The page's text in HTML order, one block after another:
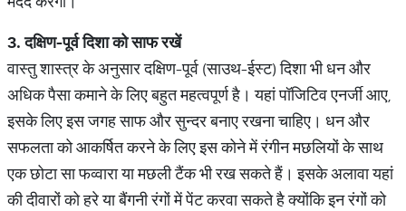
3.दक्षिण-पूर्वदिशाकोसाफरखें
वास्तु शास्त्र के अनुसार दक्षिण-पूर्व (साउथ-ईस्ट) दिशा भी धन और
अधिक पैसा कमाने के लिए बहुत महत्वपूर्ण है। यहां पॉजिटिव एनर्जी आए,
इसके लिए इस जगह साफ और सुन्दर बनाए रखना चाहिए। धन और
सफलता को आकर्षित करने के लिए इस कोने में रंगीन मछलियों के साथ
एक छोटा सा फव्वारा या मछली टैंक भी रख सकते हैं। इसके अलावा यहां
की दीवारों को हरे या बैंगनी रंगों में पेंट करवा सकते है क्योंकि इन रंगों को